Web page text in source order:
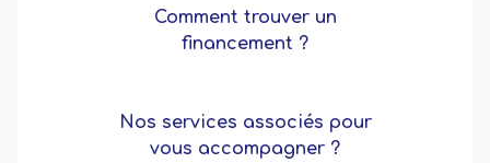
Comment trouver un
financement ?
Nos services associés pour
vous accompagner ?